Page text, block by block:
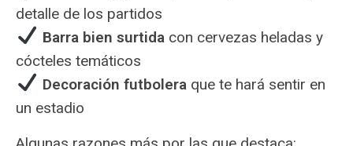
detalle de los partidos
Barra bien surtidacon cervezas heladas y
cócteles temáticos
Decoración futboleraque te hará sentir en
un estadio